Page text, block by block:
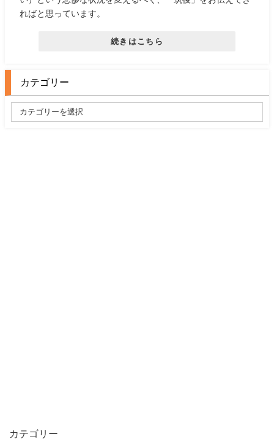
ればと思っています。
続きはこちら
カテゴリー
カテゴリー